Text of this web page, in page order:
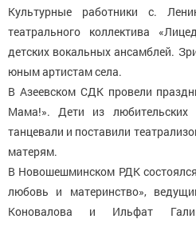
Культурные работники с.
театрального коллектива
детских вокальных ансамблей.
юным артистам села.
В Азеевском СДК провели
Мама!». Дети из любительских
танцевали и поставили
матерям.
В Новошешминском РДК
любовь и материнство»,
Коновалова и Ильфат